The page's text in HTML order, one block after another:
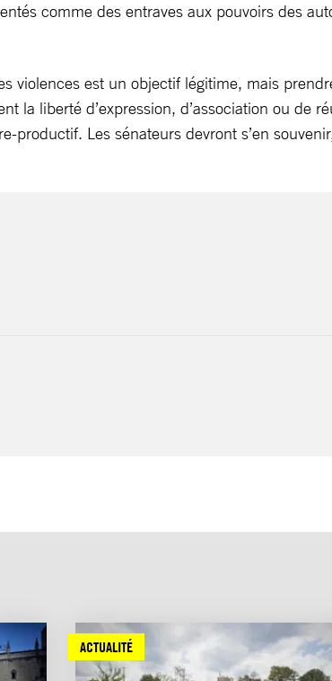
comme des entraves aux pouvoirs des
violences est un objectif légitime, mais
la liberté ­d’expression, d’association ou de
Les sénateurs devront s’en
ACTUALITÉ